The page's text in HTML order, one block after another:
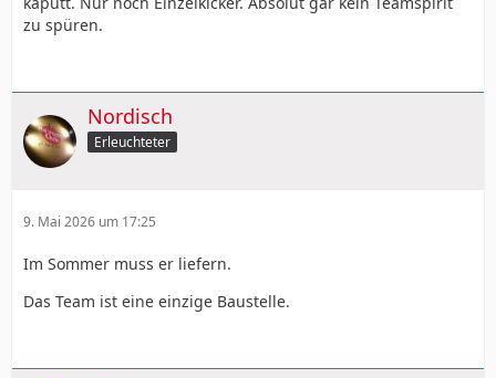
zu spüren.
Nordisch
Erleuchteter
9. Mai 2026 um 17:25
Im Sommer muss er liefern.
Das Team ist eine einzige Baustelle.